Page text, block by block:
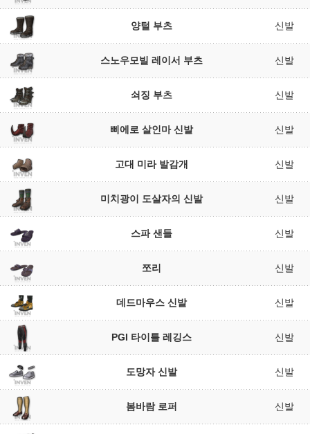
양털 부츠 신발
스노우모빌 레이서 부츠 신발
쇠징 부츠 신발
삐에로 살인마 신발 신발
고대 미라 발감개 신발
미치광이 도살자의 신발 신발
스파 샌들 신발
쪼리 신발
데드마우스 신발 신발
PGI 타이틀 레깅스 신발
도망자 신발 신발
봄바람 로퍼 신발